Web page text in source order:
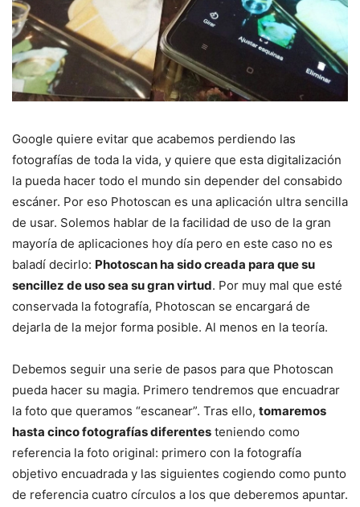
Google quiere evitar que acabemos perdiendo las
fotografías de toda la vida, y quiere que esta digitalización
la pueda hacer todo el mundo sin depender del consabido
escáner. Por eso Photoscan es una aplicación ultra sencilla
de usar. Solemos hablar de la facilidad de uso de la gran
mayoría de aplicaciones hoy día pero en este caso no es
baladí decirlo: Photoscan ha sido creada para que su
sencillez de uso sea su gran virtud. Por muy mal que esté
conservada la fotografía, Photoscan se encargará de
dejarla de la mejor forma posible. Al menos en la teoría.
Debemos seguir una serie de pasos para que Photoscan
pueda hacer su magia. Primero tendremos que encuadrar
la foto que queramos “escanear”. Tras ello, tomaremos
hasta cinco fotografías diferentes teniendo como
referencia la foto original: primero con la fotografía
objetivo encuadrada y las siguientes cogiendo como punto
de referencia cuatro círculos a los que deberemos apuntar.